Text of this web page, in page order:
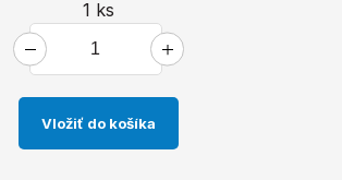
1 ks
Vložiť do košíka